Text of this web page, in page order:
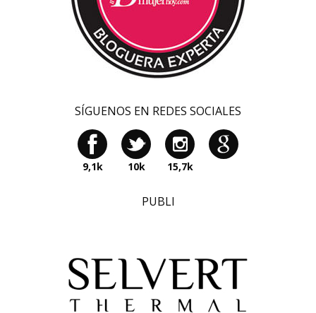
SÍGUENOS EN REDES SOCIALES
9,1k 10k 15,7k
PUBLI